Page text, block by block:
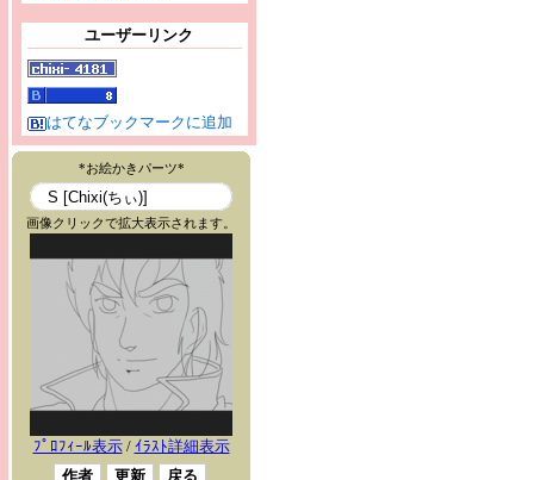
ユーザーリンク
はてなブックマークに追加